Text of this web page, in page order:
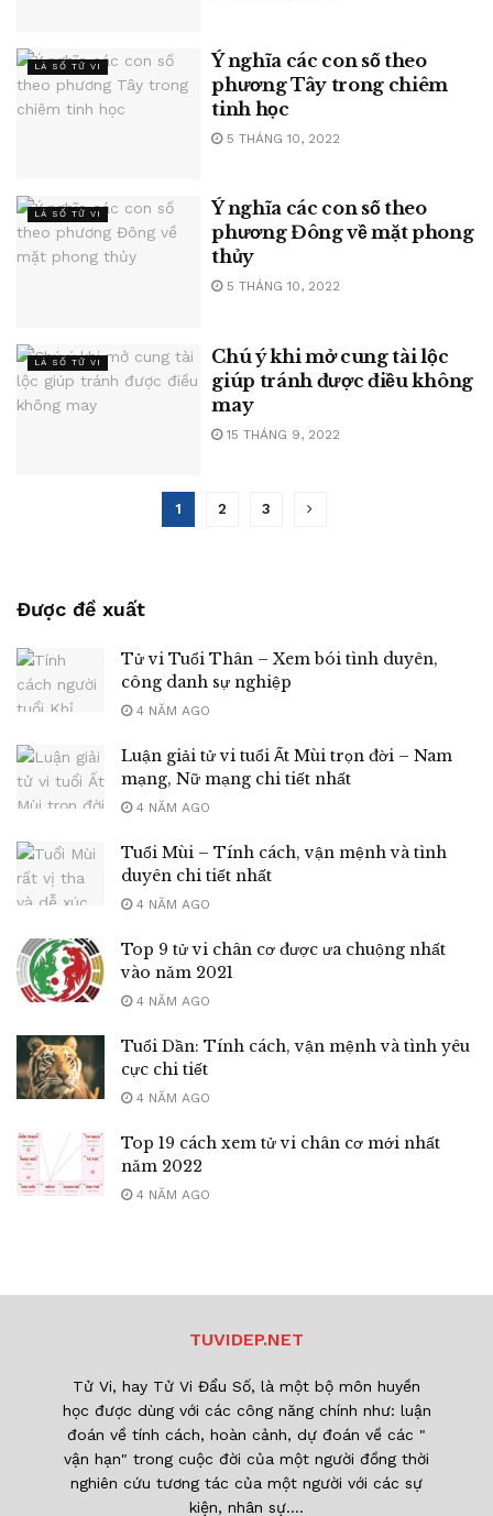
LÁ SỐ TỬ VI
Ý nghĩa các con số theo
phương Tây trong chiêm
tinh học
5 THÁNG 10, 2022
LÁ SỐ TỬ VI
Ý nghĩa các con số theo
phương Đông về mặt phong
thủy
5 THÁNG 10, 2022
LÁ SỐ TỬ VI
Chú ý khi mở cung tài lộc
giúp tránh được điều không
may
15 THÁNG 9, 2022
1 2 3
Được đề xuất
Tử vi Tuổi Thân – Xem bói tình duyên,
công danh sự nghiệp
4 NĂM AGO
Luận giải tử vi tuổi Ất Mùi trọn đời – Nam
mạng, Nữ mạng chi tiết nhất
4 NĂM AGO
Tuổi Mùi – Tính cách, vận mệnh và tình
duyên chi tiết nhất
4 NĂM AGO
Top 9 tử vi chân cơ được ưa chuộng nhất
vào năm 2021
4 NĂM AGO
Tuổi Dần: Tính cách, vận mệnh và tình yêu
cực chi tiết
4 NĂM AGO
Top 19 cách xem tử vi chân cơ mới nhất
năm 2022
4 NĂM AGO
TUVIDEP.NET
Tử Vi, hay Tử Vi Đẩu Số, là một bộ môn huyền
học được dùng với các công năng chính như: luận
đoán về tính cách, hoàn cảnh, dự đoán về các "
vận hạn" trong cuộc đời của một người đồng thời
nghiên cứu tương tác của một người với các sự
kiện, nhân sự....